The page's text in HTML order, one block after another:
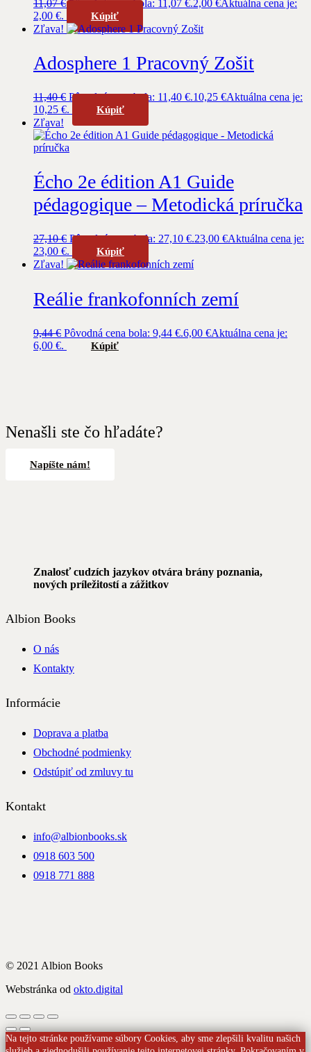
11,07€ Pôvodná cena bola: 11,07 €.2,00 €Aktuálna cena je:
2,00 €.
Kúpiť
Zľava!
Adosphere 1 Pracovný Zošit
11,40€ Pôvodná cena bola: 11,40 €.10,25 €Aktuálna cena je:
10,25 €.
Kúpiť
Zľava!
Écho 2e édition A1 Guide
pédagogique – Metodická príručka
27,10€ Pôvodná cena bola: 27,10 €.23,00 €Aktuálna cena je:
23,00 €.
Kúpiť
Zľava!
Reálie frankofonních zemí
9,44€ Pôvodná cena bola: 9,44 €.6,00 €Aktuálna cena je:
6,00 €.
Kúpiť
Nenašli ste čo hľadáte?
Napíšte nám!
Znalosť cudzích jazykov otvára brány poznania,
nových príležitostí a zážitkov
Albion Books
O nás
Kontakty
Informácie
Doprava a platba
Obchodné podmienky
Odstúpiť od zmluvy tu
Kontakt
info@albionbooks.sk
0918 603 500
0918 771 888
© 2021 Albion Books
Webstránka od okto.digital
Na tejto stránke používame súbory Cookies, aby sme zlepšili kvalitu našich